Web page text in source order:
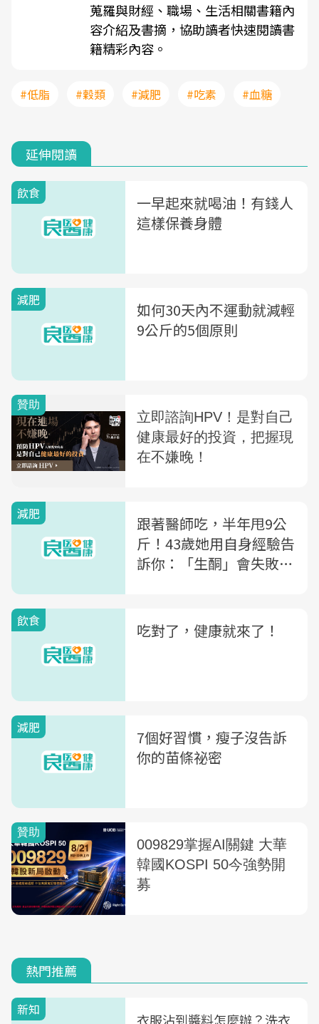
蒐羅與財經、職場、生活相關書籍內
容介紹及書摘，協助讀者快速閱讀書
籍精彩內容。
#低脂 #穀類 #減肥 #吃素 #血糖
延伸閱讀
飲食
一早起來就喝油！有錢人
這樣保養身體
減肥
如何30天內不運動就減輕
9公斤的5個原則
減肥
跟著醫師吃，半年甩9公
斤！43歲她用自身經驗告
訴你：「生酮」會失敗的
飲食 吃對了，健康就來了！
減肥
7個好習慣，瘦子沒告訴
你的苗條祕密
熱門推薦
新知
衣服沾到醬料怎麼辦？洗衣